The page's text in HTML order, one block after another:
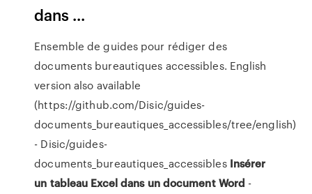
dans ...
Ensemble de guides pour rédiger des
documents bureautiques accessibles. English
version also available
(https://github.com/Disic/guides-
documents_bureautiques_accessibles/tree/english)
- Disic/guides-
documents_bureautiques_accessibles Insérer
un tableau Exceldans un document Word -